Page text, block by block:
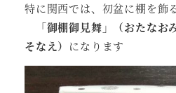
特に関西では、初盆に棚を飾
「御棚御見舞」（おたな
そなえ） になります